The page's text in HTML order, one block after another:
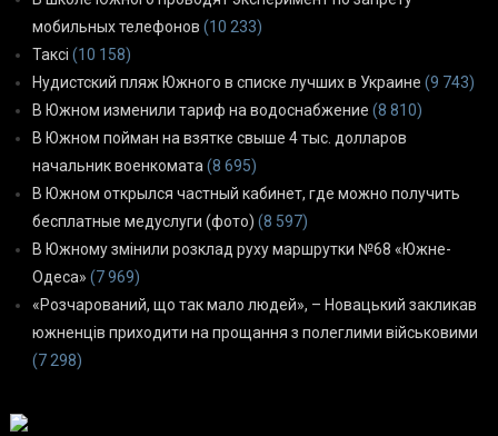
мобильных телефонов (10 233)
Таксі (10 158)
Нудистский пляж Южного в списке лучших в Украине (9 743)
В Южном изменили тариф на водоснабжение (8 810)
В Южном пойман на взятке свыше 4 тыс. долларов
начальник военкомата (8 695)
В Южном открылся частный кабинет, где можно получить
бесплатные медуслуги (фото) (8 597)
В Южному змінили розклад руху маршрутки №68 «Южне-
Одеса» (7 969)
«Розчарований, що так мало людей», – Новацький закликав
южненців приходити на прощання з полеглими військовими
(7 298)